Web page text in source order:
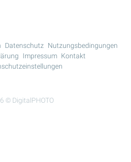
© DigitalPHOTO
Datenschutz
Nutzungsbedingungen
Impressum Kontakt